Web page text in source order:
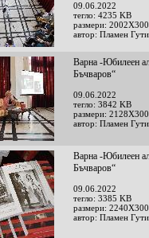
09.06.2022
тегло: 4235 KB
размери:
автор: Пламен
Варна -Юбилеен
Бъчваров“
09.06.2022
тегло: 3842 KB
размери:
автор: Пламен
Варна -Юбилеен
Бъчваров“
09.06.2022
тегло: 3385 KB
размери:
автор: Пламен